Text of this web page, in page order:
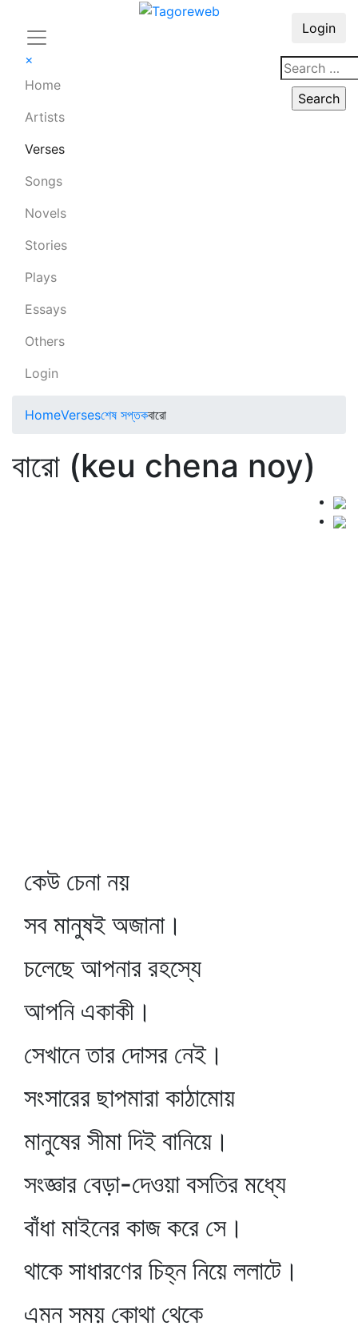
×
Home
Artists
Verses
Songs
Novels
Stories
Plays
Essays
Others
Login
Login
HomeVersesশেষ সপ্তকবারো
বারো (keu chena noy)
কেউ চেনা নয়
সব মানুষই অজানা।
চলেছে আপনার রহস্যে
আপনি একাকী।
সেখানে তার দোসর নেই।
সংসারের ছাপমারা কাঠামোয়
মানুষের সীমা দিই বানিয়ে।
সংজ্ঞার বেড়া-দেওয়া বসতির মধ্যে
বাঁধা মাইনের কাজ করে সে।
থাকে সাধারণের চিহ্ন নিয়ে ললাটে।
এমন সময় কোথা থেকে